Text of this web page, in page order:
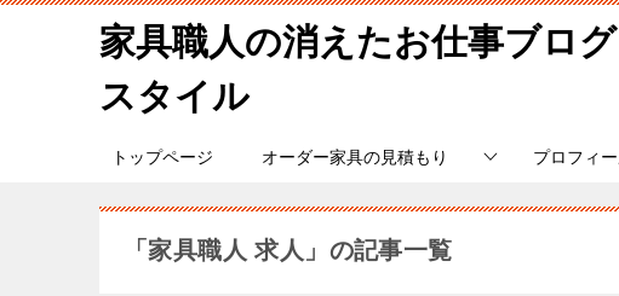
家具職人の消えたお仕事ブロ
スタイル
トップページ オーダー家具の見積もり プロフィ
「家具職人 求人」の記事一覧